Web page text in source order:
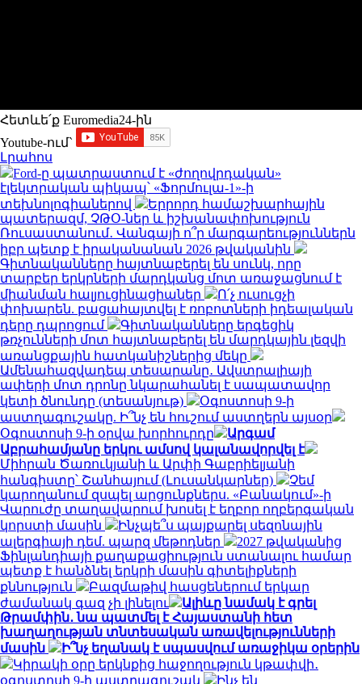
Հետևե՛ք Euromedia24-ին
Youtube-ում`
Լրահոս
Ford-ը պատրաստում է «ժողովրդական»
էլեկտրական պիկապ՝ «Ֆորմուլա-1»-ի
տեխնոլոգիաներով
Երրորդ համաշխարհային
պատերազմ, ՉԹՕ-ներ և իշխանափոխություն
Ռուսաստանում․ Վանգայի ո՞ր մարգարեություններն
իբր պետք է իրականանան 2026 թվականին
Գիտնականները հայտնաբերել են սունկ, որը
տարբեր երկրների մարդկանց մոտ առաջացնում է
միանման հալյուցինացիաներ
Ո՛չ ուսուցչի
փոխարեն. բացահայտվել է ռոբոտների իդեալական
դերը դպրոցում
Գիտնականները երգեցիկ
թռչունների մոտ հայտնաբերել են մարդկային լեզվի
առանցքային հատկանիշներից մեկը
Ամենահազվադեպ տեսարանը․ Ավստրալիայի
ափերի մոտ դրոնը նկարահանել է սապատավոր
կետի ծնունդը (տեսանյութ)
Օգոստոսի 9-ի
աստղագուշակը. Ի՞նչ են հուշում աստղերն այսօր
Օգոստոսի 9-ի օրվա խորհուրդը
Արգամ
Աբրահամյանը երկու ամսով կալանավորվել է
Միհրան Ծառուկյանի և Արփի Գաբրիելյանի
հանգիստը՝ Շանհայում (Լուսանկարներ)
Չեմ
կարողանում զսպել արցունքներս. «Բանակում»-ի
Վարուժը տաղավարում խոսել է եղբոր ողբերգական
կորստի մասին
Ինչպե՞ս պայքարել սեզոնային
ալերգիայի դեմ. պարզ մեթոդներ
2027 թվականից
Ֆինլանդիայի քաղաքացիություն ստանալու համար
պետք է հանձնել երկրի մասին գիտելիքների
քննություն
Բազմաթիվ հասցեներում երկար
ժամանակ գազ չի լինելու
Ալիևը նամակ է գրել
Թրամփին․ նա պատմել է Հայաստանի հետ
խաղաղության տնտեսական առավելությունների
մասին
Ի՞նչ եղանակ է սպասվում առաջիկա օրերին
Կիրակի օրը երկնքից հաջողություն կթափվի․
օգոստոսի 9-ի աստղագուշակ
Ինչ են